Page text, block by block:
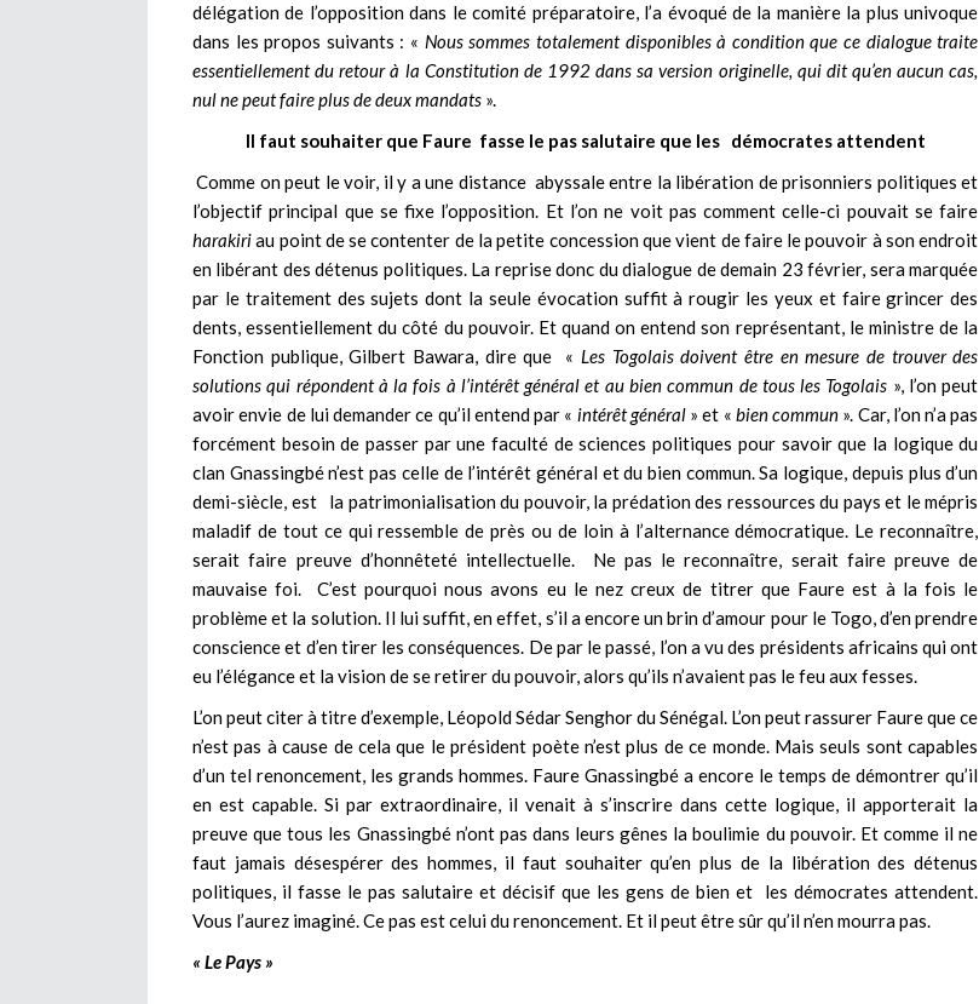
délégation de l’opposition dans le comité préparatoire, l’a évoqué de la manière la plus univoque
dans les propos suivants : « Nous sommes totalement disponibles à condition que ce dialogue traite
essentiellement du retour à la Constitution de 1992 dans sa version originelle, qui dit qu’en aucun cas,
nul ne peut faire plus de deux mandats ».
Il faut souhaiter que Faure fasse le pas salutaire que les démocrates attendent
Comme on peut le voir, il y a une distance abyssale entre la libération de prisonniers politiques et
l’objectif principal que se fixe l’opposition. Et l’on ne voit pas comment celle-ci pouvait se faire
harakiriau point de se contenter de la petite concession que vient de faire le pouvoir à son endroit
en libérant des détenus politiques. La reprise donc du dialogue de demain 23 février, sera marquée
par le traitement des sujets dont la seule évocation suffit à rougir les yeux et faire grincer des
dents, essentiellement du côté du pouvoir. Et quand on entend son représentant, le ministre de la
Fonction publique, Gilbert Bawara, dire que « Les Togolais doivent être en mesure de trouver des
solutions qui répondent à la fois à l’intérêt général et au bien commun de tous les Togolais », l’on peut
avoir envie de lui demander ce qu’il entend par « intérêt général » et « bien commun ». Car, l’on n’a pas
forcément besoin de passer par une faculté de sciences politiques pour savoir que la logique du
clan Gnassingbé n’est pas celle de l’intérêt général et du bien commun. Sa logique, depuis plus d’un
demi-siècle, est la patrimonialisation du pouvoir, la prédation des ressources du pays et le mépris
maladif de tout ce qui ressemble de près ou de loin à l’alternance démocratique. Le reconnaître,
serait faire preuve d’honnêteté intellectuelle. Ne pas le reconnaître, serait faire preuve de
mauvaise foi. C’est pourquoi nous avons eu le nez creux de titrer que Faure est à la fois le
problème et la solution. Il lui suffit, en effet, s’il a encore un brin d’amour pour le Togo, d’en prendre
conscience et d’en tirer les conséquences. De par le passé, l’on a vu des présidents africains qui ont
eu l’élégance et la vision de se retirer du pouvoir, alors qu’ils n’avaient pas le feu aux fesses.
L’on peut citer à titre d’exemple, Léopold Sédar Senghor du Sénégal. L’on peut rassurer Faure que ce
n’est pas à cause de cela que le président poète n’est plus de ce monde. Mais seuls sont capables
d’un tel renoncement, les grands hommes. Faure Gnassingbé a encore le temps de démontrer qu’il
en est capable. Si par extraordinaire, il venait à s’inscrire dans cette logique, il apporterait la
preuve que tous les Gnassingbé n’ont pas dans leurs gênes la boulimie du pouvoir. Et comme il ne
faut jamais désespérer des hommes, il faut souhaiter qu’en plus de la libération des détenus
politiques, il fasse le pas salutaire et décisif que les gens de bien et les démocrates attendent.
Vous l’aurez imaginé. Ce pas est celui du renoncement. Et il peut être sûr qu’il n’en mourra pas.
« Le Pays »